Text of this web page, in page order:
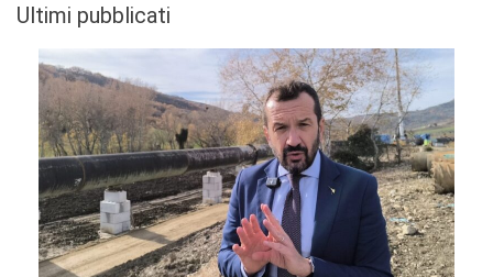
Ultimi pubblicati